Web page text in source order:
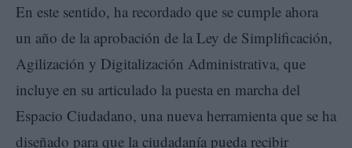
En este sentido, ha recordado que se cumple ahora
un año de la aprobación de la Ley de Simplificación,
Agilización y Digitalización Administrativa, que
incluye en su articulado la puesta en marcha del
Espacio Ciudadano, una nueva herramienta que se ha
diseñado para que la ciudadanía pueda recibir